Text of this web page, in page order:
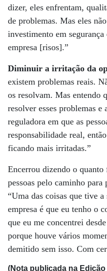
dizer, eles enfrentam,
de problemas. Mas eles
investimento em
empresa [risos].”
Diminuir a irritação da
existem problemas reais.
os resolvam. Mas entendo
resolver esses problemas e
reguladora em que as
responsabilidade real,
ficando mais irritadas.”
Encerrou dizendo o
pessoas pelo caminho para
“Uma das coisas que tive
empresa é que eu tenho o
que eu me concentrei
porque houve vários
demitido sem isso. Com
(Nota publicada na